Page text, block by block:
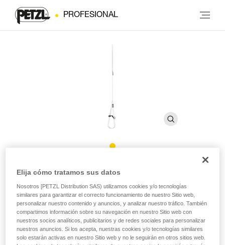
PROFESIONAL
FOOTCORD
Pedal regulable de cordino
El pedal regulable FOOTCORD se utiliza con el puño
ASCENSION o el bloqueador BASIC para los ascensos por
cuerda. Su construcción con polietileno de alta densidad
Elija cómo tratamos sus datos
Nosotros [PETZL Distribution SAS) utilizamos cookies y/o tecnologías
similares para garantizar el correcto funcionamiento de nuestro Sitio web,
personalizar nuestro contenido y anuncios, y analizar nuestro tráfico. También
compartimos información sobre su navegación en nuestro Sitio web con
nuestros socios analíticos, publicitarios y de redes sociales para personalizar
nuestros anuncios. Si los acepta, nuestras cookies y/o tecnologías similares
solo estarán activas en nuestro Sitio web y no le seguirán en otros sitios web.